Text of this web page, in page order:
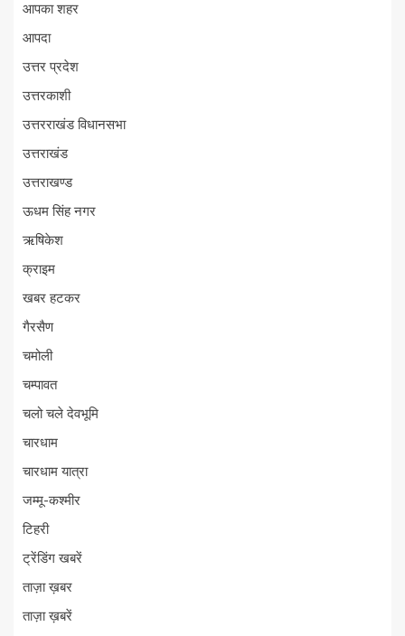
आपका शहर
आपदा
उत्तर प्रदेश
उत्तरकाशी
उत्तरराखंड विधानसभा
उत्तराखंड
उत्तराखण्ड
ऊधम सिंह नगर
ऋषिकेश
क्राइम
खबर हटकर
गैरसैण
चमोली
चम्पावत
चलो चले देवभूमि
चारधाम
चारधाम यात्रा
जम्मू-कश्मीर
टिहरी
ट्रेंडिंग खबरें
ताज़ा ख़बर
ताज़ा ख़बरें